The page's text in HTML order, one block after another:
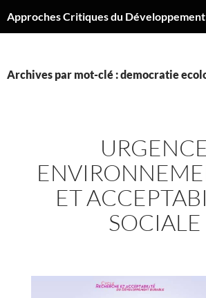
au
Archives par mot-clé : democratie
ET
SOCIALE